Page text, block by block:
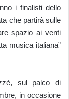
i finalisti dello
che partirà sulle
spazio ai venti
musica italiana”
sul palco di
in occasione